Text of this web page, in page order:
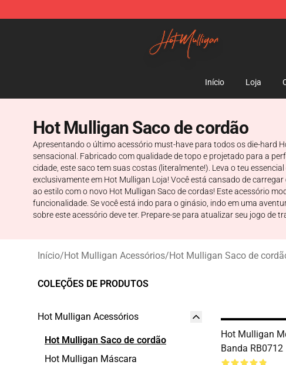
Hot Mulligan Shop - Official Hot Mulligan Merchandise Store
Início Loja
Hot Mulligan Saco de cordão
Apresentando o último acessório must-have para todos os die-hard
sensacional. Fabricado com qualidade de topo e projetado para a
cidade, este saco tem suas costas (literalmente!). Leva o teu
exclusivamente em Hot Mulligan Loja! Você está cansado de
ao estilo com o novo Hot Mulligan Saco de cordas! Este acessório
funcionalidade. Se você está indo para o ginásio, indo em uma
sobre este acessório deve ter. Prepare-se para atualizar seu jogo de
Início/Hot Mulligan Acessórios/Hot Mulligan Saco de
COLEÇÕES DE PRODUTOS
Hot Mulligan Acessórios
Hot Mulligan Saco de cordão
Hot Mulligan Máscara
Hot Mulligan
Banda RB0712